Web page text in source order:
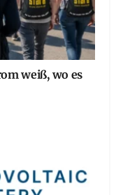
weiß, wo es